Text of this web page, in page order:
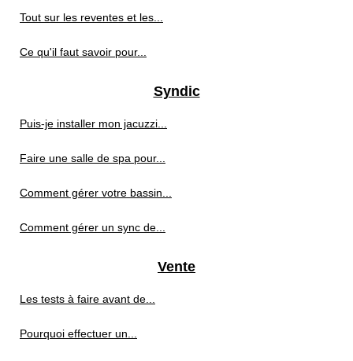
Tout sur les reventes et les...
Ce qu'il faut savoir pour...
Syndic
Puis-je installer mon jacuzzi...
Faire une salle de spa pour...
Comment gérer votre bassin...
Comment gérer un sync de...
Vente
Les tests à faire avant de...
Pourquoi effectuer un...